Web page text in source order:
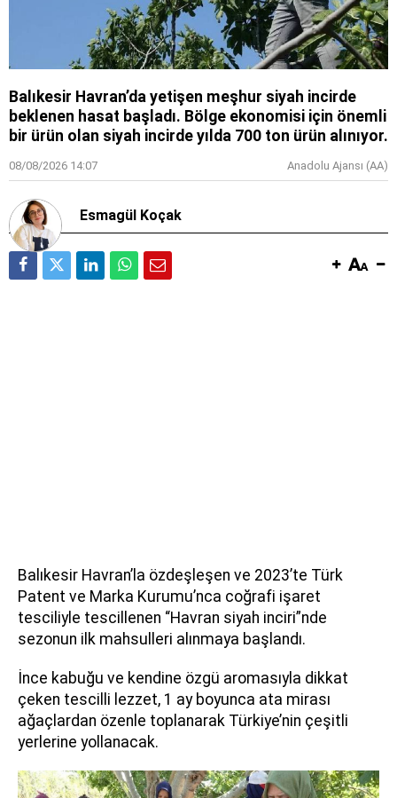
Balıkesir Havran’da yetişen meşhur siyah incirde
beklenen hasat başladı. Bölge ekonomisi için önemli
bir ürün olan siyah incirde yılda 700 ton ürün alınıyor.
08/08/2026 14:07 Anadolu Ajansı (AA)
Esmagül Koçak
Balıkesir Havran’la özdeşleşen ve 2023’te Türk
Patent ve Marka Kurumu’nca coğrafi işaret
tesciliyle tescillenen “Havran siyah inciri”nde
sezonun ilk mahsulleri alınmaya başlandı.
İnce kabuğu ve kendine özgü aromasıyla dikkat
çeken tescilli lezzet, 1 ay boyunca ata mirası
ağaçlardan özenle toplanarak Türkiye’nin çeşitli
yerlerine yollanacak.